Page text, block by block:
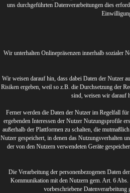
uns durchgeführten Datenverarbeitungen dies
Wir unterhalten Onlinepräsenzen innerhalb sozialer
Wir weisen darauf hin, dass dabei Daten der Nutzer
Risiken ergeben, weil so z.B. die Durchsetzung der
sind, weisen wir darauf
Ferner werden die Daten der Nutzer im Regelfall
ergebenden Interessen der Nutzer Nutzungsprofile
außerhalb der Plattformen zu schalten, die
Nutzer gespeichert, in denen das Nutzungsverhalten
der von den Nutzern verwendeten Geräte
Die Verarbeitung der personenbezogenen Daten
Kommunikation mit den Nutzern gem. Art. 6
vorbeschriebene